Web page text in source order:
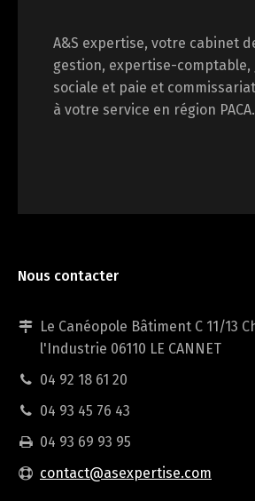
Conseils et Expertises aux
A&S expertise, votre cabinet
gestion, expertise-comptable,
sociale et paie et
à votre service en région PACA.
Nous contacter
Le Canéopole Bâtiment C 11/13
l'Industrie 06110 LE CANNET
04 92 18 61 20
04 93 45 76 43
04 93 69 93 95
contact@asexpertise.com